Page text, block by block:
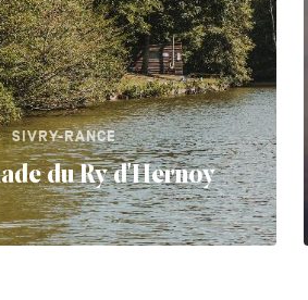
SIVRY-RANCE
du Ry d'Hernoy